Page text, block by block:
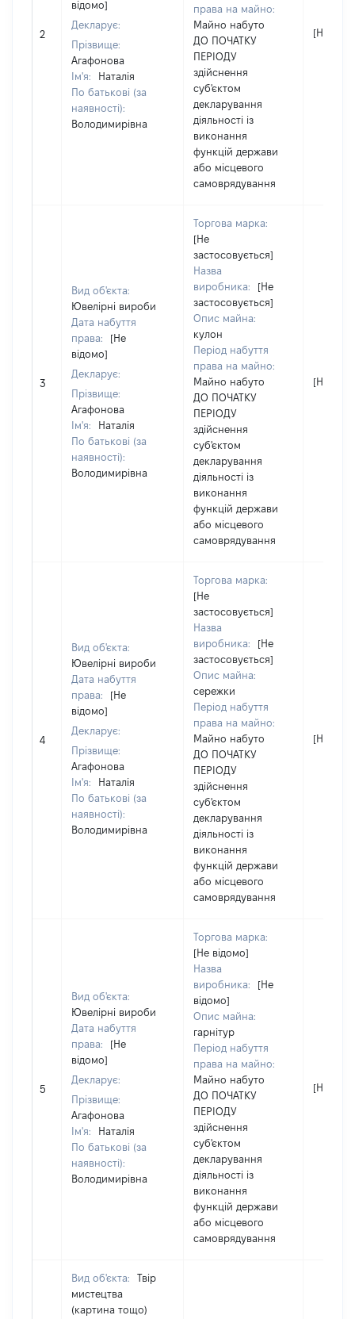
2
відомо]
Декларує:
Прізвище:
Агафонова
Ім'я:
Наталія
По батькові (за
наявності):
Володимирівна
права на майно:
Майно набуто
ДО ПОЧАТКУ
ПЕРІОДУ
здійснення
суб'єктом
декларування
діяльності із
виконання
функцій держави
або місцевого
самоврядування
[Не
3
Вид об'єкта:
Ювелірні вироби
Дата набуття
права:
[Не
відомо]
Декларує:
Прізвище:
Агафонова
Ім'я:
Наталія
По батькові (за
наявності):
Володимирівна
Торгова марка:
[Не
застосовується]
Назва
виробника:
[Не
застосовується]
Опис майна:
кулон
Період набуття
права на майно:
Майно набуто
ДО ПОЧАТКУ
ПЕРІОДУ
здійснення
суб'єктом
декларування
діяльності із
виконання
функцій держави
або місцевого
самоврядування
[Не
4
Вид об'єкта:
Ювелірні вироби
Дата набуття
права:
[Не
відомо]
Декларує:
Прізвище:
Агафонова
Ім'я:
Наталія
По батькові (за
наявності):
Володимирівна
Торгова марка:
[Не
застосовується]
Назва
виробника:
[Не
застосовується]
Опис майна:
сережки
Період набуття
права на майно:
Майно набуто
ДО ПОЧАТКУ
ПЕРІОДУ
здійснення
суб'єктом
декларування
діяльності із
виконання
функцій держави
або місцевого
самоврядування
[Не
5
Вид об'єкта:
Ювелірні вироби
Дата набуття
права:
[Не
відомо]
Декларує:
Прізвище:
Агафонова
Ім'я:
Наталія
По батькові (за
наявності):
Володимирівна
Торгова марка:
[Не відомо]
Назва
виробника:
[Не
відомо]
Опис майна:
гарнітур
Період набуття
права на майно:
Майно набуто
ДО ПОЧАТКУ
ПЕРІОДУ
здійснення
суб'єктом
декларування
діяльності із
виконання
функцій держави
або місцевого
самоврядування
[Не
Вид об'єкта:
Твір
мистецтва
(картина тощо)